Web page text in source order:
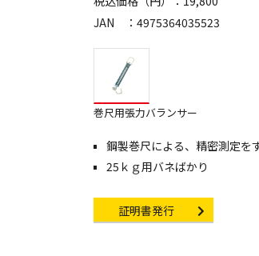
JAN ：4975364035523
巻尺用張力バランサー
鋼製巻尺による、精密測定を
25ｋｇ用バネばかり
Certificate Issuance
証明書発行